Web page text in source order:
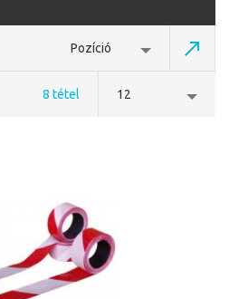
Pozíció
8 tétel 12